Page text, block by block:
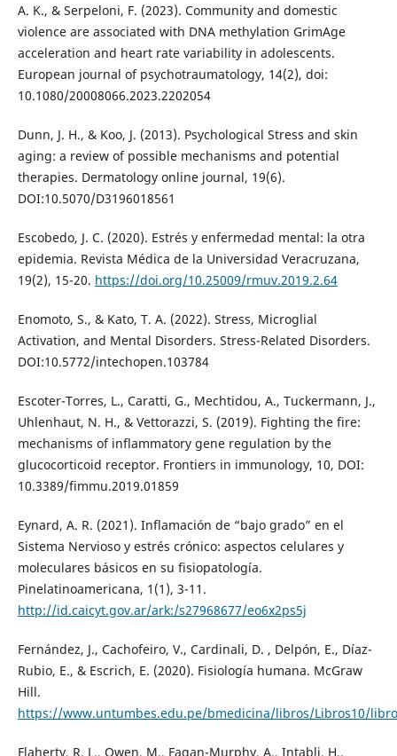
A. K., & Serpeloni, F. (2023). Community and domestic
violence are associated with DNA methylation GrimAge
acceleration and heart rate variability in adolescents.
European journal of psychotraumatology, 14(2), doi:
10.1080/20008066.2023.2202054
Dunn, J. H., & Koo, J. (2013). Psychological Stress and skin
aging: a review of possible mechanisms and potential
therapies. Dermatology online journal, 19(6).
DOI:10.5070/D3196018561
Escobedo, J. C. (2020). Estrés y enfermedad mental: la otra
epidemia. Revista Médica de la Universidad Veracruzana,
19(2), 15-20. https://doi.org/10.25009/rmuv.2019.2.64
Enomoto, S., & Kato, T. A. (2022). Stress, Microglial
Activation, and Mental Disorders. Stress-Related Disorders.
DOI:10.5772/intechopen.103784
Escoter-Torres, L., Caratti, G., Mechtidou, A., Tuckermann, J.,
Uhlenhaut, N. H., & Vettorazzi, S. (2019). Fighting the fire:
mechanisms of inflammatory gene regulation by the
glucocorticoid receptor. Frontiers in immunology, 10, DOI:
10.3389/fimmu.2019.01859
Eynard, A. R. (2021). Inflamación de “bajo grado” en el
Sistema Nervioso y estrés crónico: aspectos celulares y
moleculares básicos en su fisiopatología.
Pinelatinoamericana, 1(1), 3-11.
http://id.caicyt.gov.ar/ark:/s27968677/eo6x2ps5j
Fernández, J., Cachofeiro, V., Cardinali, D. , Delpón, E., Díaz-
Rubio, E., & Escrich, E. (2020). Fisiología humana. McGraw
Hill.
https://www.untumbes.edu.pe/bmedicina/libros/Libros10/
Flaherty, R. L., Owen, M., Fagan-Murphy, A., Intabli, H.,